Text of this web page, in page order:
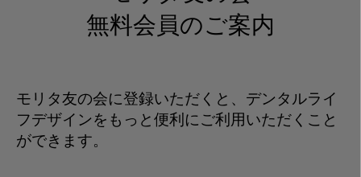
無料会員のご案内
モリタ友の会に登録いただくと、デンタルライ
フデザインをもっと便利にご利用いただくこと
ができます。